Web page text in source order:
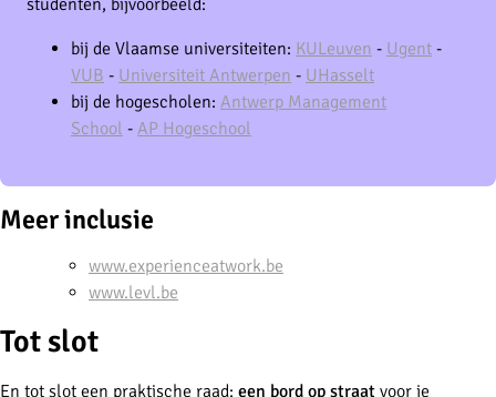
studenten, bijvoorbeeld:
bij de Vlaamse universiteiten: KULeuven - Ugent -
VUB - Universiteit Antwerpen - UHasselt
bij de hogescholen: Antwerp Management
School - AP Hogeschool
Meer inclusie
www.experienceatwork.be
www.levl.be
Tot slot
En tot slot een praktische raad: een bord op straat voor je